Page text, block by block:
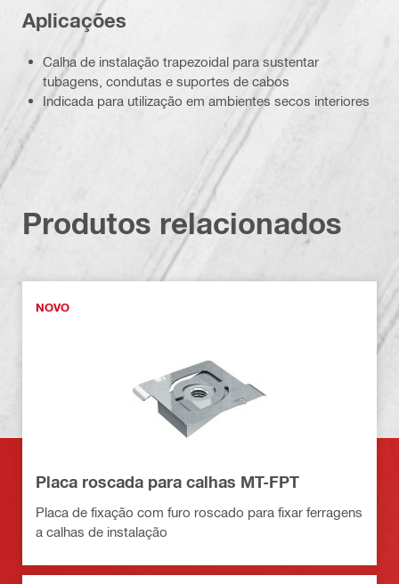
Aplicações
Calha de instalação trapezoidal para sustentar
tubagens, condutas e suportes de cabos
Indicada para utilização em ambientes secos interiores
Produtos relacionados
NOVO
Placa roscada para calhas MT-FPT
Placa de fixação com furo roscado para fixar ferragens
a calhas de instalação